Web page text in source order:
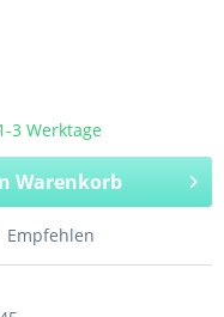
3 Werktage
Warenkorb
Empfehlen